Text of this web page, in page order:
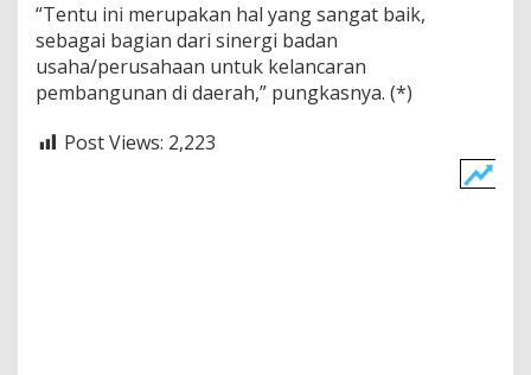
“Tentu ini merupakan hal yang sangat baik,
sebagai bagian dari sinergi badan
usaha/perusahaan untuk kelancaran
pembangunan di daerah,” pungkasnya. (*)
Post Views: 2,223